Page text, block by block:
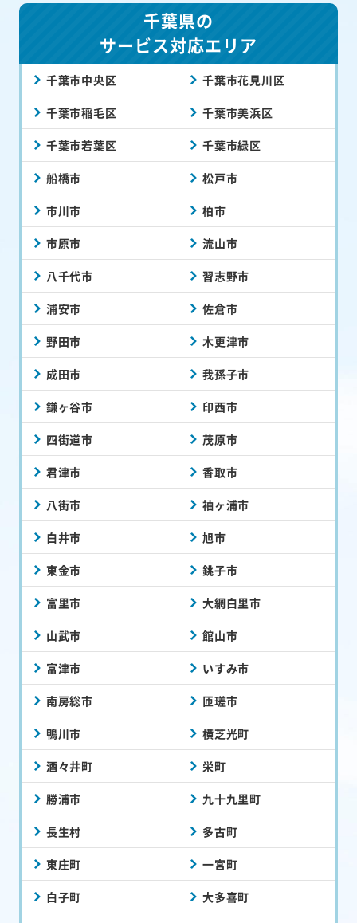
千葉県の
サービス対応エリア
千葉市中央区 千葉市花見川区
千葉市稲毛区 千葉市美浜区
千葉市若葉区 千葉市緑区
船橋市 松戸市
市川市 柏市
市原市 流山市
八千代市 習志野市
浦安市 佐倉市
野田市 木更津市
成田市 我孫子市
鎌ヶ谷市 印西市
四街道市 茂原市
君津市 香取市
八街市 袖ヶ浦市
白井市 旭市
東金市 銚子市
富里市 大網白里市
山武市 館山市
富津市 いすみ市
南房総市 匝瑳市
鴨川市 横芝光町
酒々井町 栄町
勝浦市 九十九里町
長生村 多古町
東庄町 一宮町
白子町 大多喜町